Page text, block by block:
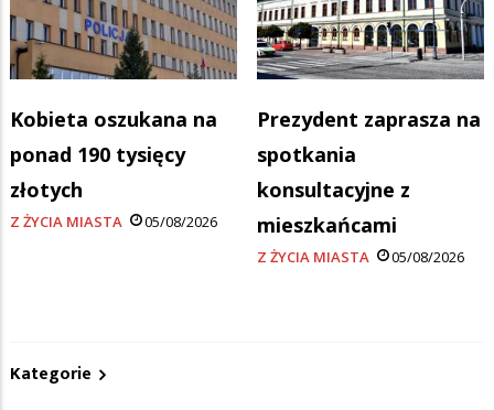
Kobieta oszukana na
ponad 190 tysięcy
złotych
Z ŻYCIA MIASTA 05/08/2026
Prezydent zaprasza na
spotkania
konsultacyjne z
mieszkańcami
Z ŻYCIA MIASTA 05/08/2026
Kategorie